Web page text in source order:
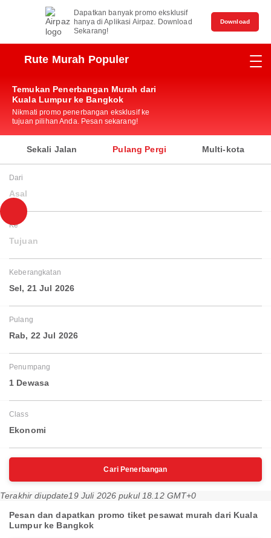
Dapatkan banyak promo eksklusif
hanya di Aplikasi Airpaz. Download
Sekarang!
Download
Rute Murah Populer
Temukan Penerbangan Murah dari
Kuala Lumpur ke Bangkok
Nikmati promo penerbangan eksklusif ke
tujuan pilihan Anda. Pesan sekarang!
Sekali Jalan Pulang Pergi Multi-kota
Dari
Asal
Ke
Tujuan
Keberangkatan
Sel, 21 Jul 2026
Pulang
Rab, 22 Jul 2026
Penumpang
1 Dewasa
Class
Ekonomi
Cari Penerbangan
Terakhir diupdate19 Juli 2026 pukul 18.12 GMT+0
Pesan dan dapatkan promo tiket pesawat murah dari Kuala
Lumpur ke Bangkok